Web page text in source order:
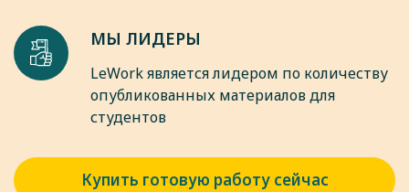
МЫ ЛИДЕРЫ
LeWork является лидером по количеству
опубликованных материалов для
студентов
Купить готовую работу сейчас